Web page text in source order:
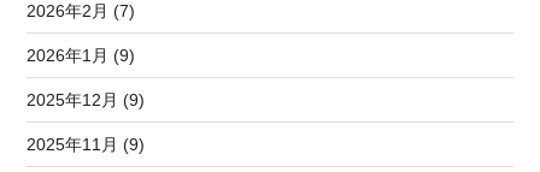
2026年2月 (7)
2026年1月 (9)
2025年12月 (9)
2025年11月 (9)